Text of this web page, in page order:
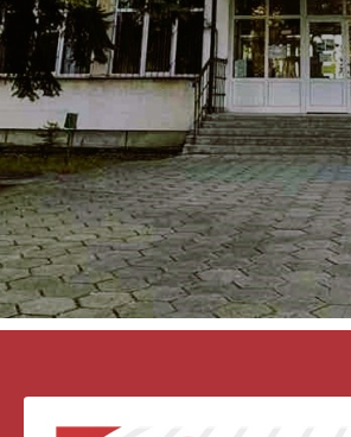
ПРИЕМ
СПОРТНА АКРОБАТИКА
БАСКЕТБОЛ
БОКС
БОРБА
ВОЛЕЙБОЛ
ГРЕБАНЕ
ДЖУДО
САМБО
КАНУ-КАЯК
ЛЕКА АТЛЕТИКА
СПОРТНА СТРЕЛБА
ХУДОЖЕСТВЕНА ГИМНАСТИКА